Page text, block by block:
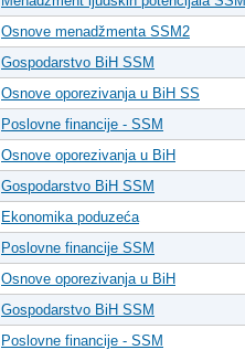
Osnove menadžmenta SSM2
Gospodarstvo BiH SSM
Osnove oporezivanja u BiH SS
Poslovne financije - SSM
Osnove oporezivanja u BiH
Gospodarstvo BiH SSM
Ekonomika poduzeća
Poslovne financije SSM
Osnove oporezivanja u BiH
Gospodarstvo BiH SSM
Poslovne financije - SSM